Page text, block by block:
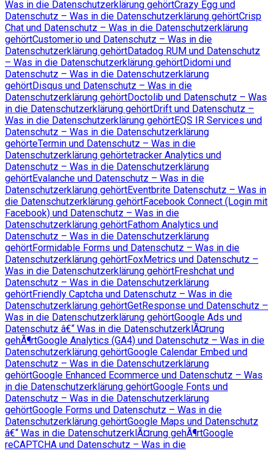
Was in die Datenschutzerklärung gehörtCrazy Egg und
Datenschutz – Was in die Datenschutzerklärung gehörtCrisp
Chat und Datenschutz – Was in die Datenschutzerklärung
gehörtCustomer.io und Datenschutz – Was in die
Datenschutzerklärung gehörtDatadog RUM und Datenschutz
– Was in die Datenschutzerklärung gehörtDidomi und
Datenschutz – Was in die Datenschutzerklärung
gehörtDisqus und Datenschutz – Was in die
Datenschutzerklärung gehörtDoctolib und Datenschutz – Was
in die Datenschutzerklärung gehörtDrift und Datenschutz –
Was in die Datenschutzerklärung gehörtEQS IR Services und
Datenschutz – Was in die Datenschutzerklärung
gehörteTermin und Datenschutz – Was in die
Datenschutzerklärung gehörtetracker Analytics und
Datenschutz – Was in die Datenschutzerklärung
gehörtEvalanche und Datenschutz – Was in die
Datenschutzerklärung gehörtEventbrite Datenschutz – Was in
die Datenschutzerklärung gehörtFacebook Connect (Login mit
Facebook) und Datenschutz – Was in die
Datenschutzerklärung gehörtFathom Analytics und
Datenschutz – Was in die Datenschutzerklärung
gehörtFormidable Forms und Datenschutz – Was in die
Datenschutzerklärung gehörtFoxMetrics und Datenschutz –
Was in die Datenschutzerklärung gehörtFreshchat und
Datenschutz – Was in die Datenschutzerklärung
gehörtFriendly Captcha und Datenschutz – Was in die
Datenschutzerklärung gehörtGetResponse und Datenschutz –
Was in die Datenschutzerklärung gehörtGoogle Ads und
Datenschutz â€“ Was in die DatenschutzerklÃ¤rung
gehÃ¶rtGoogle Analytics (GA4) und Datenschutz – Was in die
Datenschutzerklärung gehörtGoogle Calendar Embed und
Datenschutz – Was in die Datenschutzerklärung
gehörtGoogle Enhanced Ecommerce und Datenschutz – Was
in die Datenschutzerklärung gehörtGoogle Fonts und
Datenschutz – Was in die Datenschutzerklärung
gehörtGoogle Forms und Datenschutz – Was in die
Datenschutzerklärung gehörtGoogle Maps und Datenschutz
â€“ Was in die DatenschutzerklÃ¤rung gehÃ¶rtGoogle
reCAPTCHA und Datenschutz – Was in die